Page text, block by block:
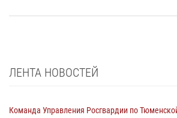
ЛЕНТА НОВОСТЕЙ
Команда Управления Росгвардии по